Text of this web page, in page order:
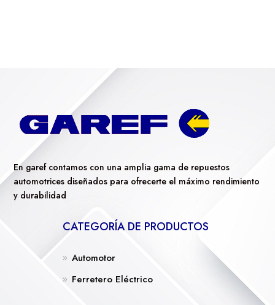
En garef contamos con una amplia gama de repuestos
automotrices diseñados para ofrecerte el máximo rendimiento
y durabilidad
CATEGORÍA DE PRODUCTOS
Automotor
Ferretero Eléctrico